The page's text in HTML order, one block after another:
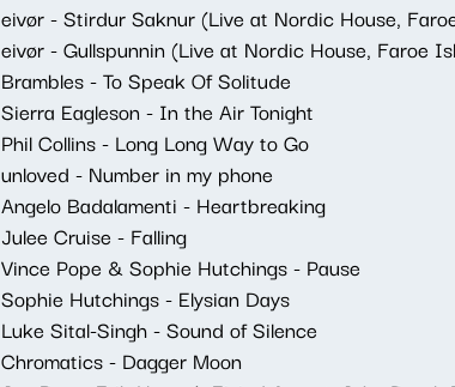
eivør - Stirdur Saknur (Live at Nordic House,
eivør - Gullspunnin (Live at Nordic House, Faroe
Brambles - To Speak Of Solitude
Sierra Eagleson - In the Air Tonight
Phil Collins - Long Long Way to Go
unloved - Number in my phone
Angelo Badalamenti - Heartbreaking
Julee Cruise - Falling
Vince Pope & Sophie Hutchings - Pause
Sophie Hutchings - Elysian Days
Luke Sital-Singh - Sound of Silence
Chromatics - Dagger Moon